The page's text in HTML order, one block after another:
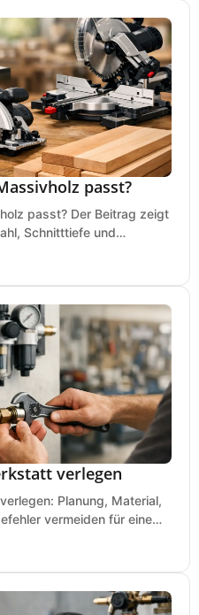
passt?
passt? Der Beitrag zeigt
Schnitttiefe und
verlegen
Planung, Material,
vermeiden für eine